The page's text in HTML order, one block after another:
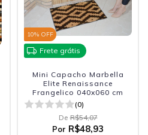
10% OFF
Frete grátis
Mini Capacho Marbella
Elite Renaissance
Frangelico 040x060 cm
(0)
De R$54,07
Por R$48,93